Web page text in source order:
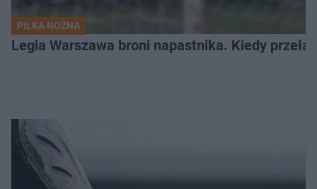
PIŁKA NOŻNA
Legia Warszawa broni napastnika. Kiedy